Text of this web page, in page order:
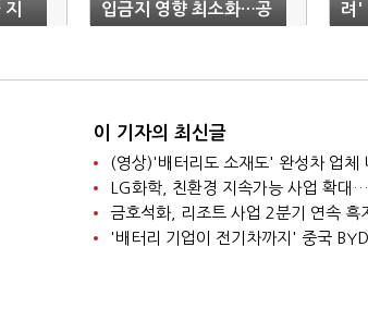
입금지 영향 최소화…공
급과잉 대비"
려'
선
이 기자의 최신글
(영상)'배터리도 소재도' 완성차 업체
LG화학, 친환경 지속가능 사업 확대
금호석화, 리조트 사업 2분기 연속
'배터리 기업이 전기차까지' 중국